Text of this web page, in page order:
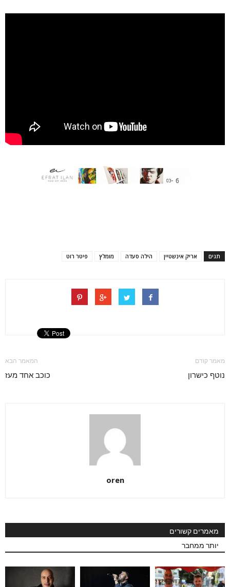
תגים אריק אינשטיין הילה סעדה מומלץ פיטר רוט
מאמר קודם
נוטף כישרון
המאמר הבא
כוכב אחד מעז
oren
מאמרים קשורים
יותר ממחבר